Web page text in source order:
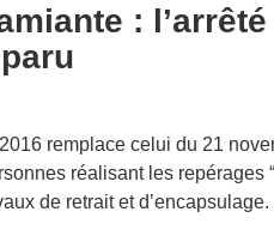
:
remplace celui du 21
réalisant les repérages
de retrait et d’encapsulage.